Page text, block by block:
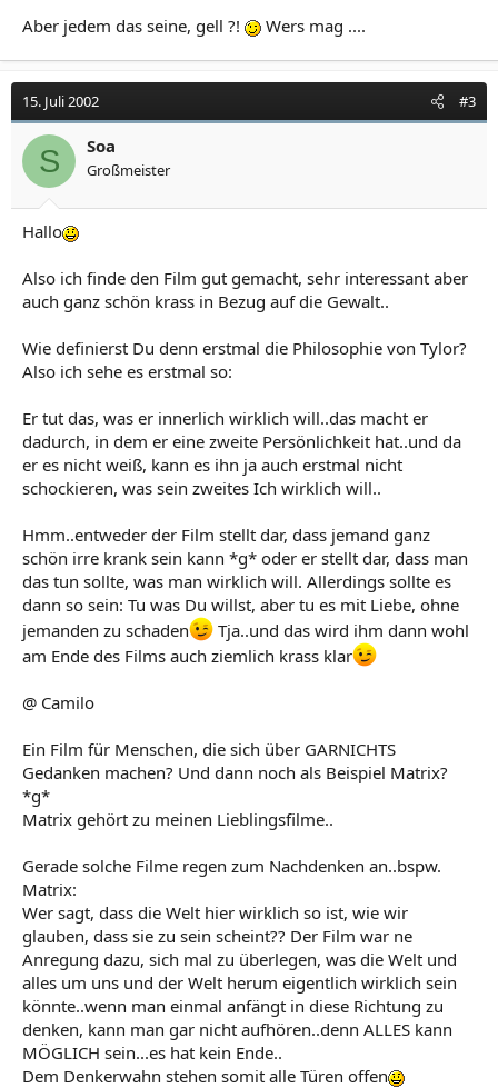
Aber jedem das seine, gell ?! Wers mag ....
15. Juli 2002 #3
S Soa
Großmeister
Hallo
Also ich finde den Film gut gemacht, sehr interessant aber
auch ganz schön krass in Bezug auf die Gewalt..
Wie definierst Du denn erstmal die Philosophie von Tylor?
Also ich sehe es erstmal so:
Er tut das, was er innerlich wirklich will..das macht er
dadurch, in dem er eine zweite Persönlichkeit hat..und da
er es nicht weiß, kann es ihn ja auch erstmal nicht
schockieren, was sein zweites Ich wirklich will..
Hmm..entweder der Film stellt dar, dass jemand ganz
schön irre krank sein kann *g* oder er stellt dar, dass man
das tun sollte, was man wirklich will. Allerdings sollte es
dann so sein: Tu was Du willst, aber tu es mit Liebe, ohne
jemanden zu schaden
Tja..und das wird ihm dann wohl
am Ende des Films auch ziemlich krass klar
@ Camilo
Ein Film für Menschen, die sich über GARNICHTS
Gedanken machen? Und dann noch als Beispiel Matrix?
*g*
Matrix gehört zu meinen Lieblingsfilme..
Gerade solche Filme regen zum Nachdenken an..bspw.
Matrix:
Wer sagt, dass die Welt hier wirklich so ist, wie wir
glauben, dass sie zu sein scheint?? Der Film war ne
Anregung dazu, sich mal zu überlegen, was die Welt und
alles um uns und der Welt herum eigentlich wirklich sein
könnte..wenn man einmal anfängt in diese Richtung zu
denken, kann man gar nicht aufhören..denn ALLES kann
MÖGLICH sein...es hat kein Ende..
Dem Denkerwahn stehen somit alle Türen offen